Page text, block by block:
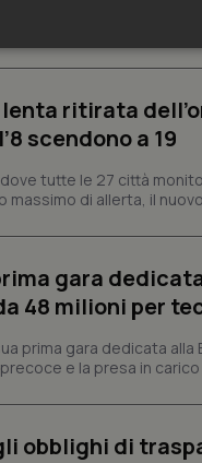
continua a interessare
19 le città
ritirata
scendono a 19
tutte le 27 città
di allerta, il
gara
48 milioni per
prima gara dedicata
e la presa in
obblighi di
Necessari
Fornitore Dominio
.youtube.com
CookieScript